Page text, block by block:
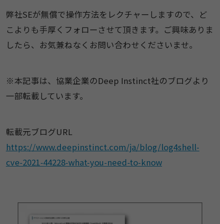
弊社SEが無償で操作方法をレクチャーしますので、ど
こよりも手厚くフォローさせて頂きます。ご興味ありま
したら、お気兼ねなくお問い合わせくださいませ。
※本記事は、協業企業のDeep Instinct社のブログより
一部転載しています。
転載元ブログURL
https://www.deepinstinct.com/ja/blog/log4shell-
cve-2021-44228-what-you-need-to-know